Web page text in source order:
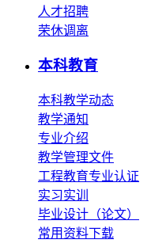
人才招聘
荣休调离
本科教育
本科教学动态
教学通知
专业介绍
教学管理文件
工程教育专业认证
实习实训
毕业设计（论文）
常用资料下载